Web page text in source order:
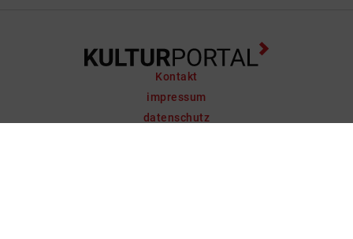
Kontakt
impressum
datenschutz